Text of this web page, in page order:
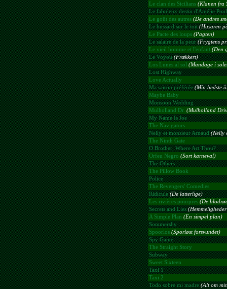
Le clan des Sicilians (Klanen fra
Le fabuleux destin d'Amélie
Le goût des autres (De andres
Le hussard sur le toit (Husaren
Le Pacte des loups (Pagten)
Le salaire de la peur (Frygtens
Le vieil homme et l'enfant (Den
Le Voyou (Frækkert)
Los Lunes al sol
(Mandage i
Lost Highway
Love Actually
Ma saison préférée (Min bedste
Maybe Baby
Monsoon Wedding
Mulholland Dr. (Mulholland
My Name Is Joe
The Navigators
Nelly et monsieur Arnaud (Nelly
The Ninth Gate
O Brother, Where Art Thou?
Orfeu Negro (Sort karneval)
The Others
The Pillow Book
Police
The Revengers' Comedies
Ridicule (De latterlige)
Les rivières pourpres (De
Secrets and Lies
A Simple Plan (En simpel plan)
Sommersby
Spoorlos (Sporløst forsvundet)
Spy Game
The Straight Story
Subway
Sweet Sixteen
Taxi 1
Taxi 2
Todo sobre mi madre (Alt om